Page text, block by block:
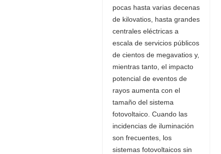
pocas hasta varias decenas
de kilovatios, hasta grandes
centrales eléctricas a
escala de servicios públicos
de cientos de megavatios y,
mientras tanto, el impacto
potencial de eventos de
rayos aumenta con el
tamaño del sistema
fotovoltaico. Cuando las
incidencias de iluminación
son frecuentes, los
sistemas fotovoltaicos sin